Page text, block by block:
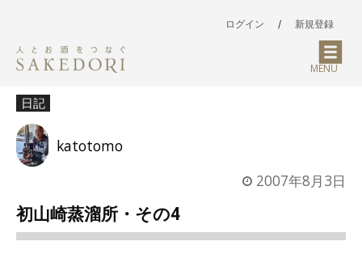
ログイン / 新規登録
MENU
日記
katotomo
2007年8月3日
初山崎蒸溜所・その4